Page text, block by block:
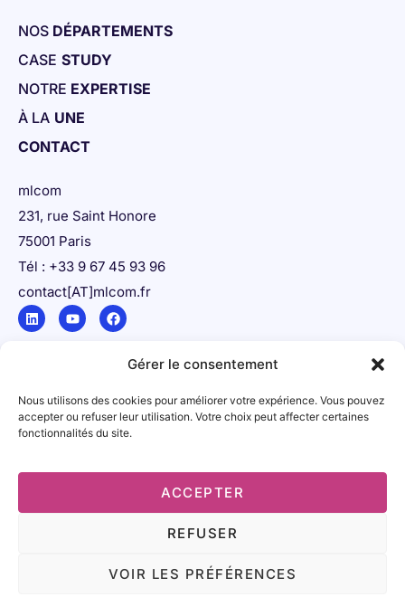
Gérer le consentement
Nous utilisons des cookies pour améliorer votre expérience. Vous pouvez
accepter ou refuser leur utilisation. Votre choix peut affecter certaines
fonctionnalités du site.
ACCEPTER
REFUSER
VOIR LES PRÉFÉRENCES
NOS DÉPARTEMENTS
CASE STUDY
NOTRE EXPERTISE
À LA UNE
CONTACT
mlcom
231, rue Saint Honore
75001 Paris
Tél : +33 9 67 45 93 96
contact[AT]mlcom.fr
Share your innovation
L’agence de communication spécialisée dans la
santé.
2026 mlcom – Tous droits réservés.
Mentions légales|Politique de confidentialité